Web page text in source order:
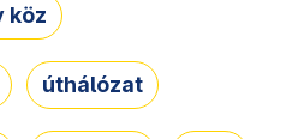
köz
úthálózat